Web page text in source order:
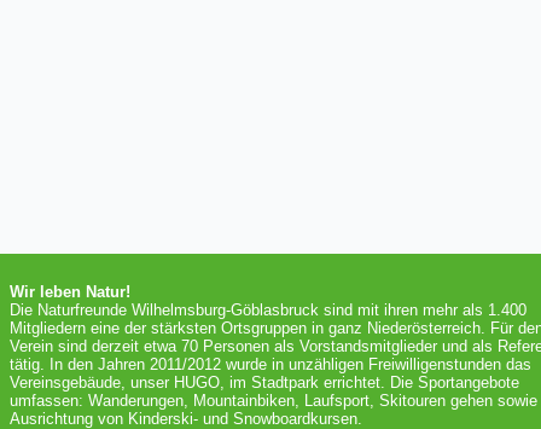
Wir leben Natur!
Die Naturfreunde Wilhelmsburg-Göblasbruck sind mit ihren mehr als 1.400
Mitgliedern eine der stärksten Ortsgruppen in ganz Niederösterreich. Für
Verein sind derzeit etwa 70 Personen als Vorstandsmitglieder und als
tätig. In den Jahren 2011/2012 wurde in unzähligen Freiwilligenstunden das
Vereinsgebäude, unser HUGO, im Stadtpark errichtet. Die Sportangebote
umfassen: Wanderungen, Mountainbiken, Laufsport, Skitouren gehen sowie
Ausrichtung von Kinderski- und Snowboardkursen.